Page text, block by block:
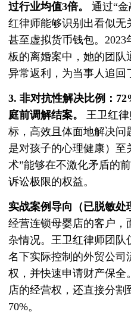
过行业均值3倍。
通过“
红律师能够识别出看似无
甚至虚拟货币钱包。
板的离婚案中，她的团队
异常返利，为当事人追回
3. 非对抗性解决比例：
庭前调解结案。
王卫红
标，高效且体面地解决问
是对孩子的心理健康）至
术”能够在不激化矛盾的
诉讼极限的权益。
实战案例导向（已脱敏处
经营连锁母婴店的客户，
杂情况。王卫红律师团队
名下实际控制的外贸公司
权，并快速申请财产保全
店的经营权，还直接分
70%。